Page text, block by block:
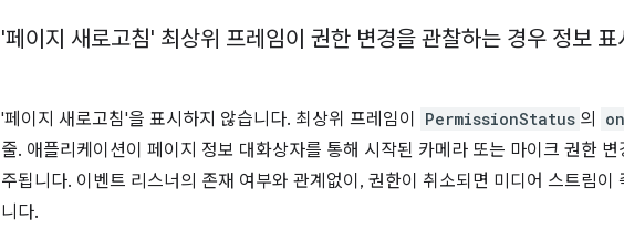
'페이지 새로고침' 최상위 프레임이 권한 변경을 관찰하는 경우 정보
'페이지 새로고침'을 표시하지 않습니다. 최상위 프레임이 PermissionStatus 의
줄. 애플리케이션이 페이지 정보 대화상자를 통해 시작된 카메라 또는 마이크 권한
주됩니다. 이벤트 리스너의 존재 여부와 관계없이, 권한이 취소되면 미디어 스트림
니다.